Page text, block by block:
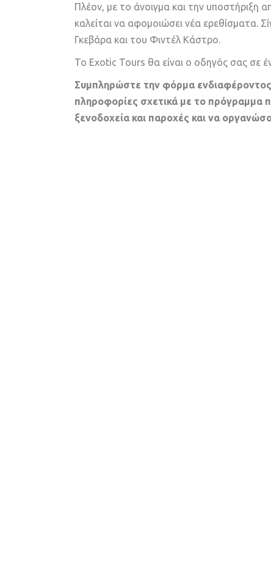
Πλέον, με το άνοιγμα και την υποστήριξη
καλείται να αφομοιώσει νέα ερεθίσματα.
Γκεβάρα και του Φιντέλ Κάστρο.
To Exotic Tours θα είναι ο οδηγός σας σε
Συμπληρώστε την φόρμα ενδιαφέροντος
πληροφορίες σχετικά με το πρόγραμμα
ξενοδοχεία και παροχές και να